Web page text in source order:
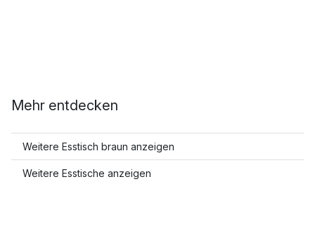
Mehr entdecken
Weitere Esstisch braun anzeigen
Weitere Esstische anzeigen